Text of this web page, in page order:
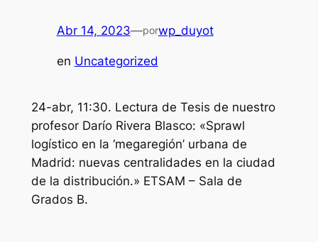
Abr 14, 2023—porwp_duyot
en Uncategorized
24-abr, 11:30. Lectura de Tesis de nuestro
profesor Darío Rivera Blasco: «Sprawl
logístico en la ‘megaregión’ urbana de
Madrid: nuevas centralidades en la ciudad
de la distribución.» ETSAM – Sala de
Grados B.